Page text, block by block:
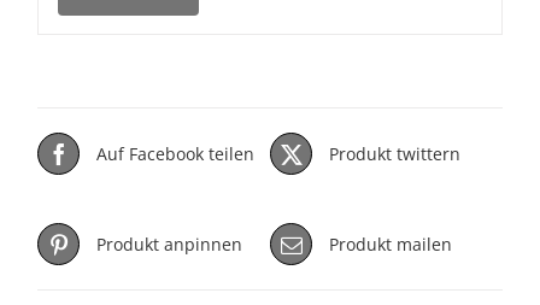
Auf Facebook teilen Produkt twittern
Produkt anpinnen Produkt mailen